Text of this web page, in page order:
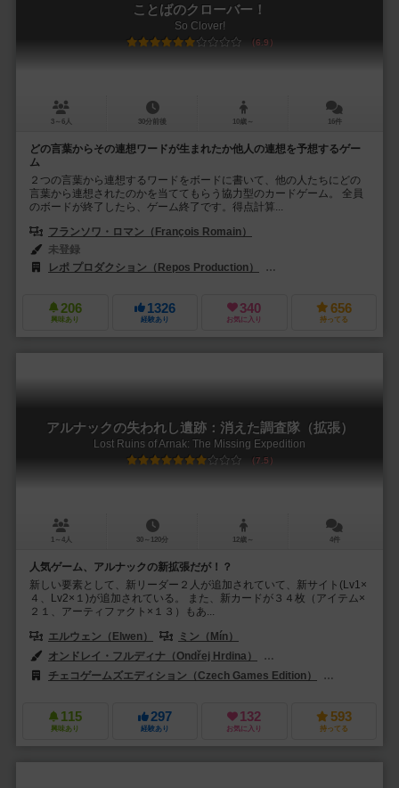
ことばのクローバー！
So Clover!
6.9
3～6人 30分前後 10歳～ 16件
どの言葉からその連想ワードが生まれたか他人の連想を予想するゲー
ム
２つの言葉から連想するワードをボードに書いて、他の人たちにどの
言葉から連想されたのかを当ててもらう協力型のカードゲーム。 全員
のボードが終了したら、ゲーム終了です。得点計算...
フランソワ・ロマン（François Romain）
未登録
レポ プロダクション（Repos Production）
206
興味あり
1326
経験あり
340
お気に入り
656
持ってる
アルナックの失われし遺跡：消えた調査隊（拡張）
Lost Ruins of Arnak: The Missing Expedition
7.5
1～4人 30～120分 12歳～ 4件
人気ゲーム、アルナックの新拡張だが！？
新しい要素として、新リーダー２人が追加されていて、新サイト(Lv1×
４、Lv2×１)が追加されている。 また、新カードが３４枚（アイテム×
２１、アーティファクト×１３）もあ...
エルウェン（Elwen）
ミン（Mín）
オンドレイ・フルディナ（Ondřej Hrdina）
チェコゲームズエディション（Czech Games Edition）
115
興味あり
297
経験あり
132
お気に入り
593
持ってる